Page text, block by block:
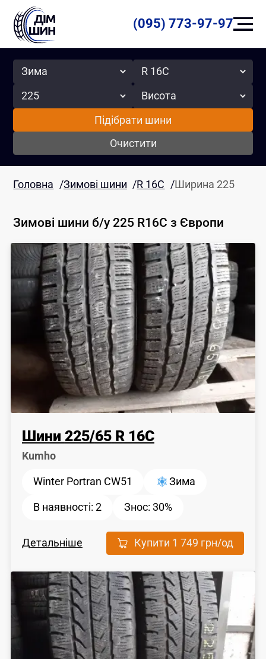
(095) 773-97-97
Сезон Радіус
Ширина Висота
Підібрати шини
Очистити
Головна /Зимові шини /R 16C /Ширина 225
Зимові шини б/у 225 R16C з Європи
Шини 225/65 R 16C
Kumho
Winter Portran CW51 Зима
В наявності: 2 Знос:30%
Детальніше Купити 1 749 грн/од